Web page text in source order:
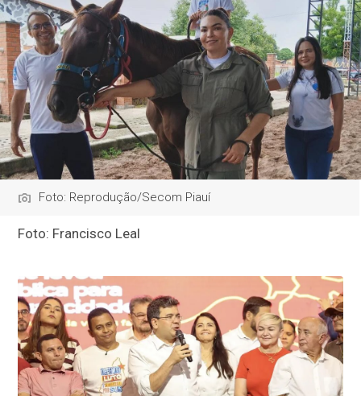
Foto: Reprodução/Secom Piauí
Foto: Francisco Leal